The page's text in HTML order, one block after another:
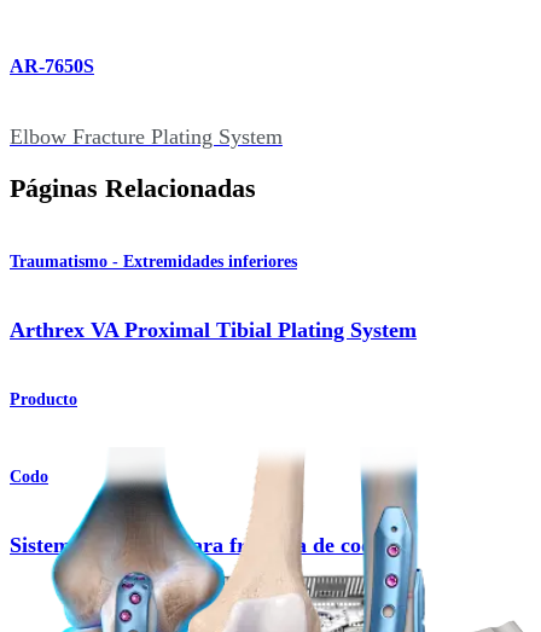
AR-7650S
Elbow Fracture Plating System
Páginas Relacionadas
Traumatismo - Extremidades inferiores
Arthrex VA Proximal Tibial Plating System
Producto
Codo
Sistema de placas para fractura de codo
Procedimiento